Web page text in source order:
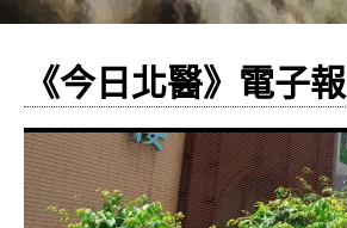
《今日北醫》電子報